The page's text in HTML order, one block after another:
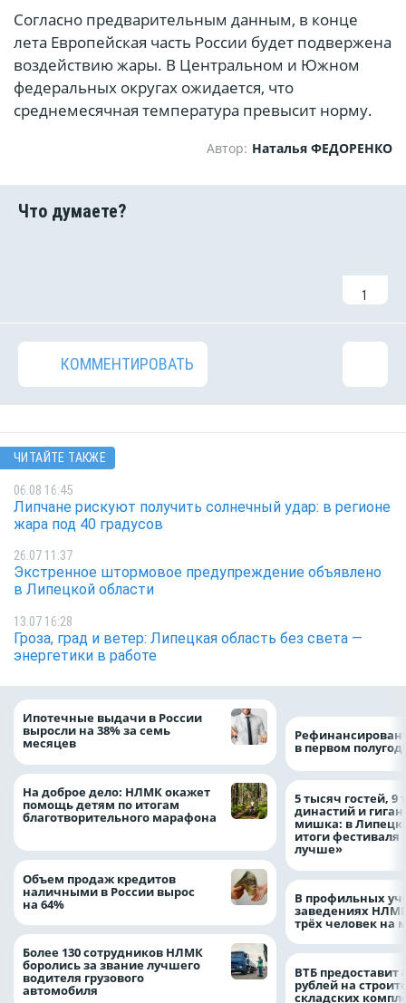
Согласно предварительным данным, в конце
лета Европейская часть России будет подвержена
воздействию жары. В Центральном и Южном
федеральных округах ожидается, что
среднемесячная температура превысит норму.
Автор: Наталья ФЕДОРЕНКО
1
КОММЕНТИРОВАТЬ
ЧИТАЙТЕ ТАКЖЕ
06.08 16:45
Липчане рискуют получить солнечный удар: в регионе
жара под 40 градусов
26.07 11:37
Экстренное штормовое предупреждение объявлено
в Липецкой области
13.07 16:28
Гроза, град и ветер: Липецкая область без света —
энергетики в работе
Ипотечные выдачи в России
выросли на 38% за семь
месяцев
На доброе дело: НЛМК окажет
помощь детям по итогам
благотворительного марафона
Объем продаж кредитов
наличными в России вырос
на 64%
Более 130 сотрудников НЛМК
боролись за звание лучшего
водителя грузового
автомобиля
в первом
5 тысяч гостей, 9
династий и
мишка: в
итоги фестиваля
лучше»
В профильных
заведениях
трёх человек на
ВТБ предоставит
рублей на
складских